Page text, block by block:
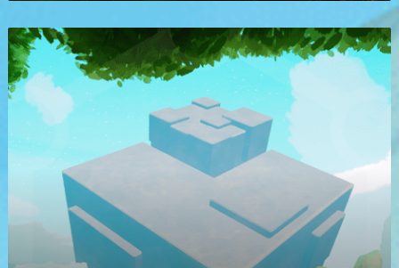
Fan-
Projekt:
Artifact
Krewe